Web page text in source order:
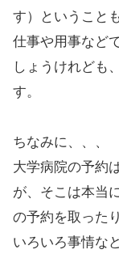
す）ということ
仕事や用事など
しょうけれども
す。
ちなみに、、、
大学病院の予約
が、そこは本当
の予約を取った
いろいろ事情な